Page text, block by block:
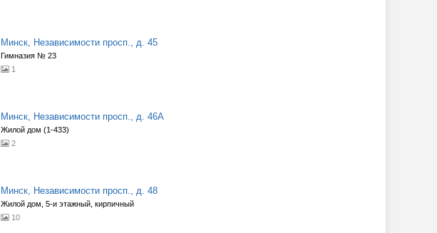
Минск, Независимости просп., д. 45
Гимназия № 23
1
Минск, Независимости просп., д. 46А
Жилой дом (1-433)
2
Минск, Независимости просп., д. 48
Жилой дом, 5-и этажный, кирпичный
10